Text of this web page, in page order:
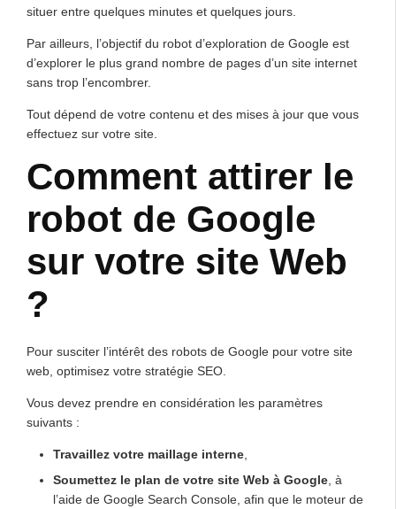
situer entre quelques minutes et quelques jours.
Par ailleurs, l’objectif du robot d’exploration de Google est
d’explorer le plus grand nombre de pages d’un site internet
sans trop l’encombrer.
Tout dépend de votre contenu et des mises à jour que vous
effectuez sur votre site.
Comment attirer le
robot de Google
sur votre site Web
?
Pour susciter l’intérêt des robots de Google pour votre site
web, optimisez votre stratégie SEO.
Vous devez prendre en considération les paramètres
suivants :
Travaillez votre maillage interne
Soumettez le plan de votre site Web à Google , à
l’aide de Google Search Console, afin que le moteur de